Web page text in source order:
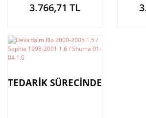
3.766,71 TL
TEDARİK SÜRECİNDE